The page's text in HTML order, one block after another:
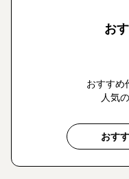
お
おすすめ
人気
おす